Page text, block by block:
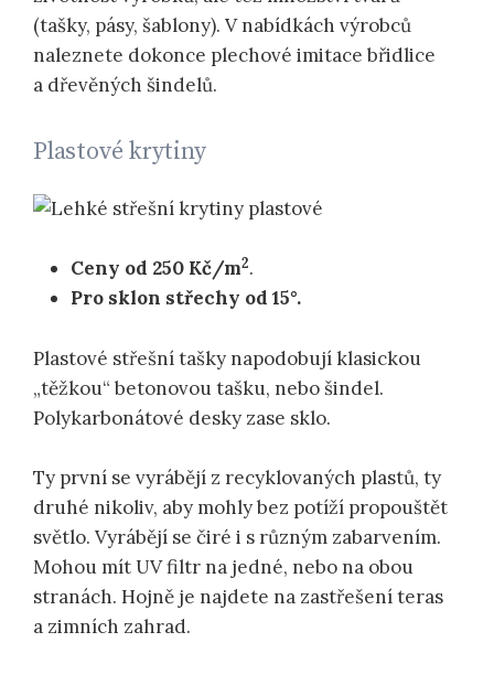
(tašky, pásy, šablony). V nabídkách výrobců
naleznete dokonce plechové imitace břidlice
a dřevěných šindelů.
Plastové krytiny
Ceny od 250 Kč/m2.
Pro sklon střechy od 15°.
Plastové střešní tašky napodobují klasickou
„těžkou“ betonovou tašku, nebo šindel.
Polykarbonátové desky zase sklo.
Ty první se vyrábějí z recyklovaných plastů, ty
druhé nikoliv, aby mohly bez potíží propouštět
světlo. Vyrábějí se čiré i s různým zabarvením.
Mohou mít UV filtr na jedné, nebo na obou
stranách. Hojně je najdete na zastřešení teras
a zimních zahrad.